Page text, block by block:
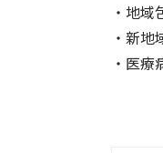
・地域
・新
・医療